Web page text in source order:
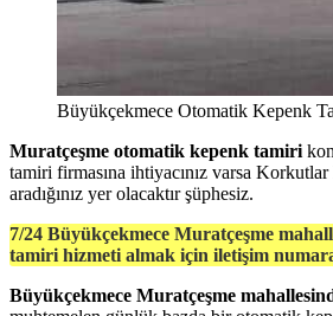
Büyükçekmece Otomatik Kepenk
Muratçeşme otomatik kepenk tamiri
tamiri firmasına ihtiyacınız varsa
aradığınız yer olacaktır şüphesiz.
7/24 Büyükçekmece Muratçeşme
tamiri hizmeti almak için iletişim
Büyükçekmece Muratçeşme